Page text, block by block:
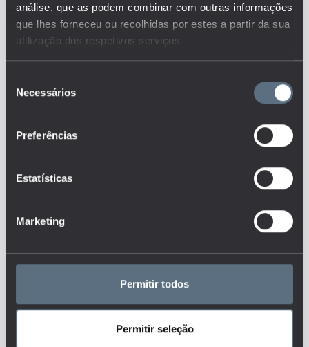
análise, que as podem combinar com outras informações
que lhes forneceu ou recolhidas por estes a partir da sua
utilização dos respetivos serviços.
Necessários
Preferências
Estatísticas
Marketing
Permitir todos
Permitir seleção
educação.
Este é um dos indicadores do
conjunto que responde às
diferentes níveis de ensino?
disponíveis nos diferentes níveis
de ensino?
de minorias, apoios
pelas instituições de educação?
de atividades não-curriculares
das instituições de educação
(projetos
nacionais/internacionais,
atividades culturais,
desenvolvimento de